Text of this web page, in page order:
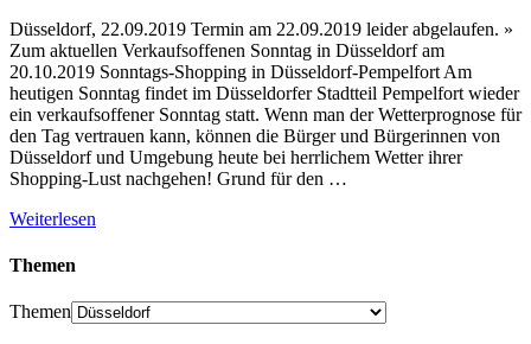
Düsseldorf, 22.09.2019 Termin am 22.09.2019 leider abgelaufen. »
Zum aktuellen Verkaufsoffenen Sonntag in Düsseldorf am
20.10.2019 Sonntags-Shopping in Düsseldorf-Pempelfort Am
heutigen Sonntag findet im Düsseldorfer Stadtteil Pempelfort wieder
ein verkaufsoffener Sonntag statt. Wenn man der Wetterprognose für
den Tag vertrauen kann, können die Bürger und Bürgerinnen von
Düsseldorf und Umgebung heute bei herrlichem Wetter ihrer
Shopping-Lust nachgehen! Grund für den …
Weiterlesen
Themen
Themen